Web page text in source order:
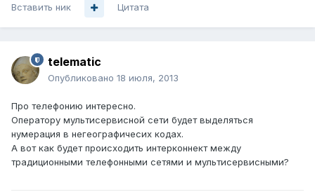
Вставить ник Цитата
telematic
Опубликовано 18 июля, 2013
Про телефонию интересно.
Оператору мультисервисной сети будет выделяться
нумерация в негеографичесих кодах.
А вот как будет происходить интерконнект между
традиционными телефонными сетями и мультисервисными?